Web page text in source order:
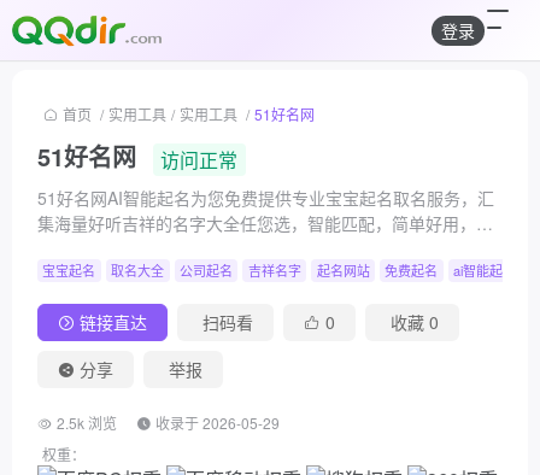
登录
首页 / 实用工具 / 实用工具 / 51好名网
51好名网 访问正常
51好名网AI智能起名为您免费提供专业宝宝起名取名服务，汇
集海量好听吉祥的名字大全任您选，智能匹配，简单好用，满
宝宝起名 取名大全 公司起名 吉祥名字 起名网站 免费起名 ai智能起名
链接直达 扫码看 0 收藏 0
分享
举报
2.5k 浏览
收录于 2026-05-29
权重：